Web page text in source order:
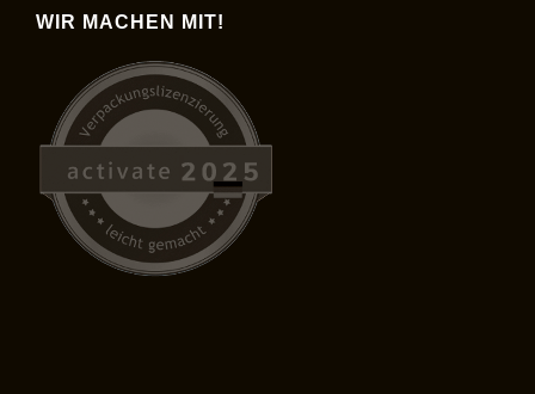
WIR MACHEN MIT!